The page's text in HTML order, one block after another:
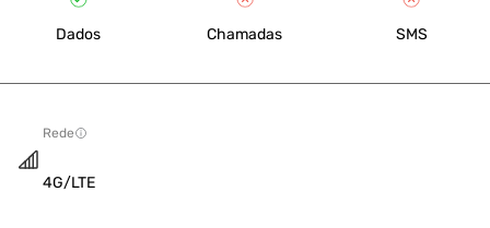
Dados Chamadas SMS
Rede
4G/LTE